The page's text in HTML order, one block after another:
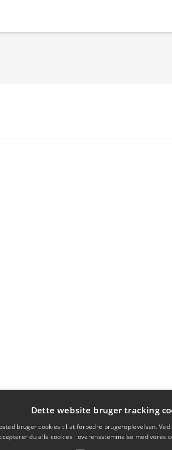
Dette website bruger tracking
bruger cookies til at forbedre brugeroplevelsen.
du alle cookies i overensstemmelse med vores